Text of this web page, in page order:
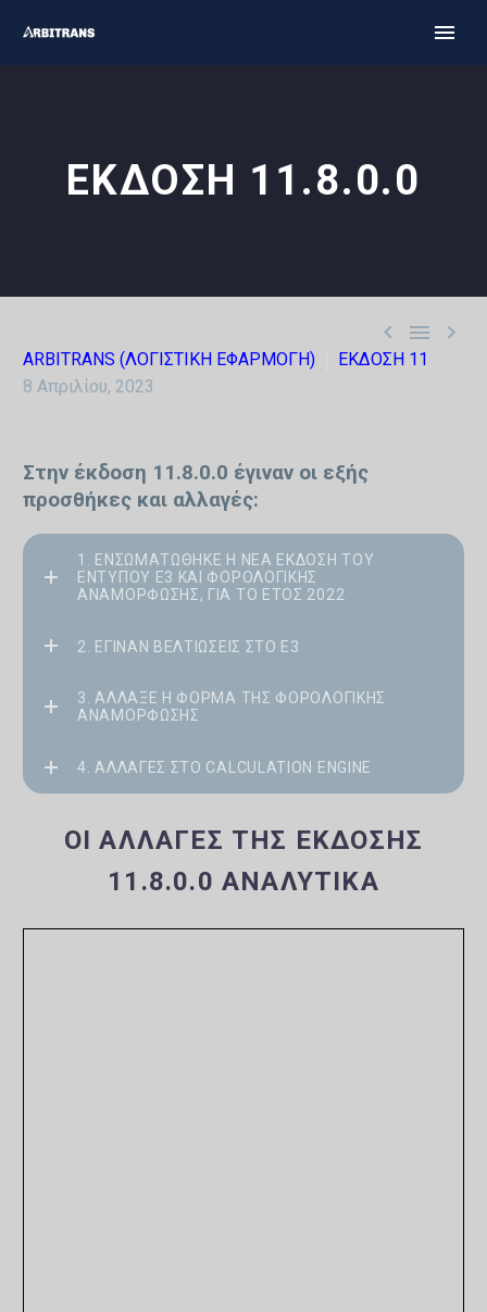
ΕΚΔΟΣΗ 11.8.0.0
  
ARBITRANS (ΛΟΓΙΣΤΙΚΗ ΕΦΑΡΜΟΓΗ)
ΕΚΔΟΣΗ 11
8 Απριλίου, 2023
Στην έκδοση 11.8.0.0 έγιναν οι εξής
προσθήκες και αλλαγές:
1. ΕΝΣΩΜΑΤΏΘΗΚΕ Η ΝΈΑ ΈΚΔΟΣΗ ΤΟΥ
ΕΝΤΎΠΟΥ Ε3 ΚΑΙ ΦΟΡΟΛΟΓΙΚΉΣ
ΑΝΑΜΌΡΦΩΣΗΣ, ΓΙΑ ΤΟ ΈΤΟΣ 2022
2. ΈΓΙΝΑΝ ΒΕΛΤΙΏΣΕΙΣ ΣΤΟ Ε3
3. ΆΛΛΑΞΕ Η ΦΌΡΜΑ ΤΗΣ ΦΟΡΟΛΟΓΙΚΉΣ
ΑΝΑΜΌΡΦΩΣΗΣ
4. ΑΛΛΑΓΈΣ ΣΤΟ CALCULATION ENGINE
ΟΙ ΑΛΛΑΓΈΣ ΤΗΣ ΈΚΔΟΣΗΣ
11.8.0.0 ΑΝΑΛΥΤΙΚΆ